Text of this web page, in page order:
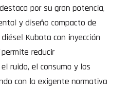
por su gran potencia,
y diseño compacto de
Kubota con inyección
reducir
ruido, el consumo y las
con la exigente normativa